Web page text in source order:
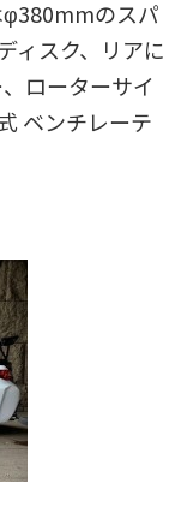
φ380mmのスパ
ィスク、リアに
ローターサイ
ベンチレーテ